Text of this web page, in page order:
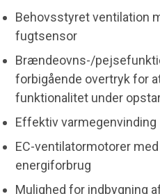
Behovsstyret ventilation
fugtsensor
Brændeovns-/
forbigående overtryk for
funktionalitet under
Effektiv varmegenvinding
EC-ventilatormotorer
energiforbrug
Mulighed for indbygning